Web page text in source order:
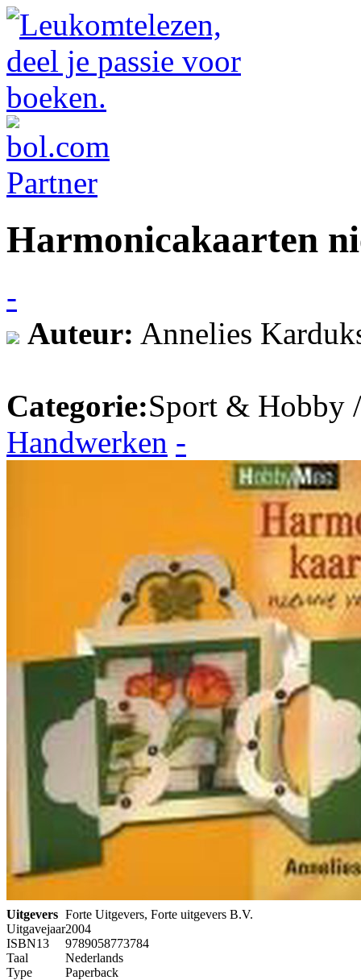
Harmonicakaarten
-
Auteur: Annelies
Categorie:Sport & Hobby
Handwerken -
Uitgevers Forte Uitgevers, Forte uitgevers B.V.
Uitgavejaar2004
ISBN13
9789058773784
Taal
Nederlands
Type
Paperback